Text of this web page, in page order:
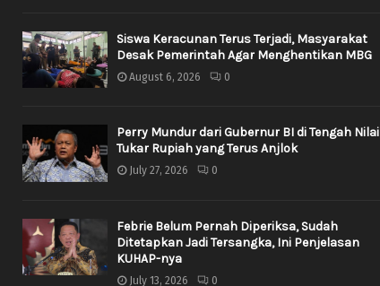
Siswa Keracunan Terus Terjadi, Masyarakat
Desak Pemerintah Agar Menghentikan MBG
August 6, 2026 0
Perry Mundur dari Gubernur BI di Tengah Nilai
Tukar Rupiah yang Terus Anjlok
July 27, 2026 0
Febrie Belum Pernah Diperiksa, Sudah
Ditetapkan Jadi Tersangka, Ini Penjelasan
KUHAP-nya
July 13, 2026 0